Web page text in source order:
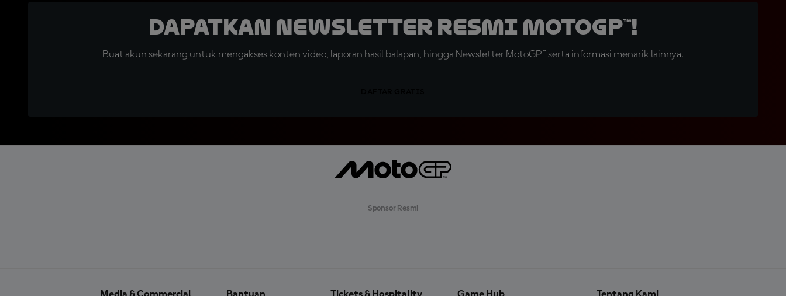
Dapatkan Newsletter Resmi MotoGP™!
Buat akun sekarang untuk mengakses konten video, laporan hasil balapan, hingga Newsletter MotoGP™ serta informasi menarik lainnya.
Sponsor Resmi